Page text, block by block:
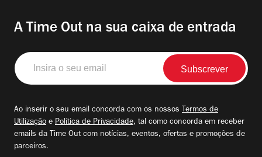
A Time Out na sua caixa de entrada
Insira
o
seu
Ao inserir o seu email concorda com os nossos Termos de
Utilização e Política de Privacidade, tal como concorda em receber
emails da Time Out com notícias, eventos, ofertas e promoções de
parceiros.